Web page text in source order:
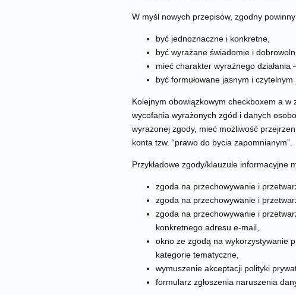
W myśl nowych przepisów, zgodny
być jednoznaczne i konkretne,
być wyrażane świadomie i
mieć charakter wyraźnego działania
być formułowane jasnym i
Kolejnym obowiązkowym checkboxem a
wycofania wyrażonych zgód i danych
wyrażonej zgody, mieć możliwość
konta tzw. “prawo do bycia zapomnianym”.
Przykładowe zgody/klauzule informacyjne
zgoda na przechowywanie i
zgoda na przechowywanie i
zgoda na przechowywanie i
konkretnego adresu e-mail,
okno ze zgodą na wykorzystywanie
kategorie tematyczne,
wymuszenie akceptacji polityki
formularz zgłoszenia naruszenia